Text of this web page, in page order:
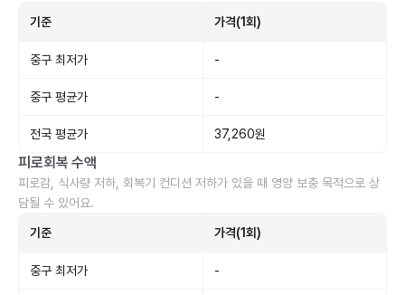
기준 가격(1회)
중구 최저가 -
중구 평균가 -
전국 평균가 37,260원
피로회복 수액
피로감, 식사량 저하, 회복기 컨디션 저하가 있을 때 영양 보충 목적으로 상
담될 수 있어요.
기준 가격(1회)
중구 최저가 -